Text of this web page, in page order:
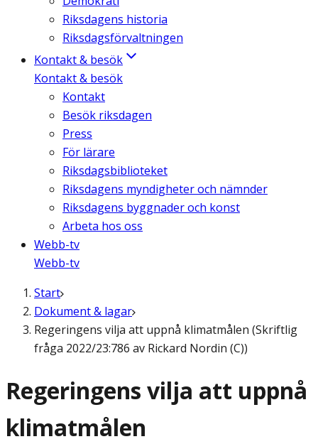
Riksdagens historia
Riksdagsförvaltningen
Kontakt & besök
Kontakt & besök
Kontakt
Besök riksdagen
Press
För lärare
Riksdagsbiblioteket
Riksdagens myndigheter och nämnder
Riksdagens byggnader och konst
Arbeta hos oss
Webb-tv
Webb-tv
Start
Dokument & lagar
Regeringens vilja att uppnå klimatmålen (Skriftlig
fråga 2022/23:786 av Rickard Nordin (C))
Regeringens vilja att uppnå
klimatmålen